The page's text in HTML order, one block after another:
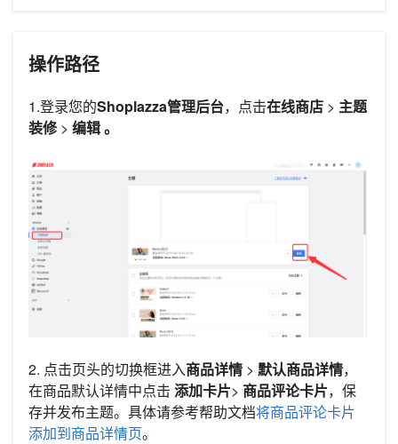
操作路径
1.登录您的Shoplazza管理后台，点击在线商店 > 主题
装修> 编辑 。
2. 点击页头的切换框进入商品详情 > 默认商品详情，
在商品默认详情中点击 添加卡片> 商品评论卡片，保
存并发布主题。具体请参考帮助文档将商品评论卡片
添加到商品详情页。